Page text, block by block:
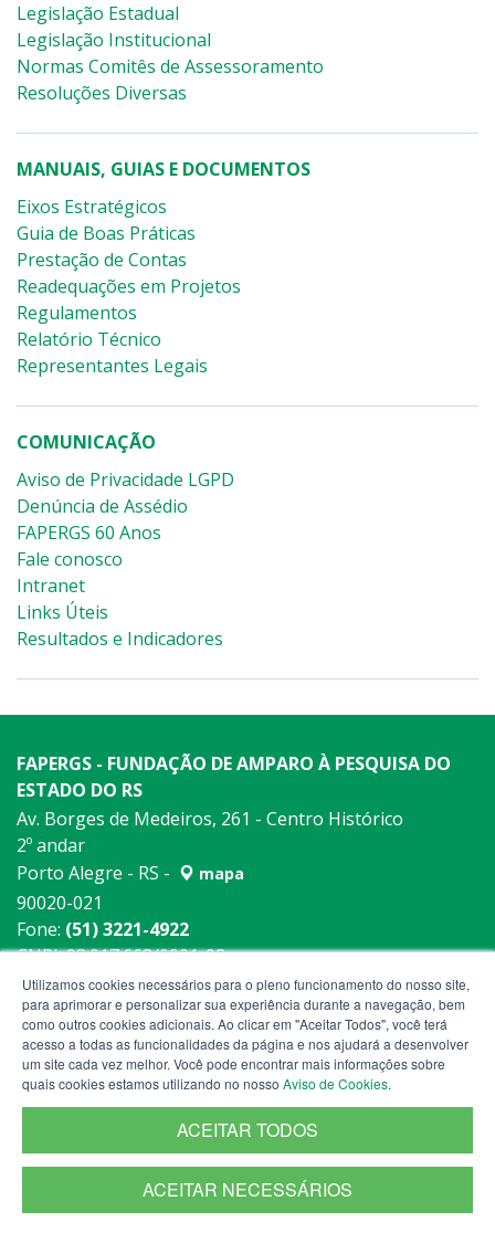
Legislação Estadual
Legislação Institucional
Normas Comitês de Assessoramento
Resoluções Diversas
MANUAIS, GUIAS E DOCUMENTOS
Eixos Estratégicos
Guia de Boas Práticas
Prestação de Contas
Readequações em Projetos
Regulamentos
Relatório Técnico
Representantes Legais
COMUNICAÇÃO
Aviso de Privacidade LGPD
Denúncia de Assédio
FAPERGS 60 Anos
Fale conosco
Intranet
Links Úteis
Resultados e Indicadores
FAPERGS - FUNDAÇÃO DE AMPARO À PESQUISA DO
ESTADO DO RS
Av. Borges de Medeiros, 261 - Centro Histórico
2º andar
Porto Alegre - RS -
mapa
90020-021
Fone: (51) 3221-4922
CNPJ: 93.017.663/0001-08
Termos de Uso
Utilizamos cookies necessários para o pleno funcionamento do nosso site,
para aprimorar e personalizar sua experiência durante a navegação, bem
como outros cookies adicionais. Ao clicar em "Aceitar Todos", você terá
acesso a todas as funcionalidades da página e nos ajudará a desenvolver
um site cada vez melhor. Você pode encontrar mais informações sobre
quais cookies estamos utilizando no nosso Aviso de Cookies.
ACEITAR TODOS
ACEITAR NECESSÁRIOS